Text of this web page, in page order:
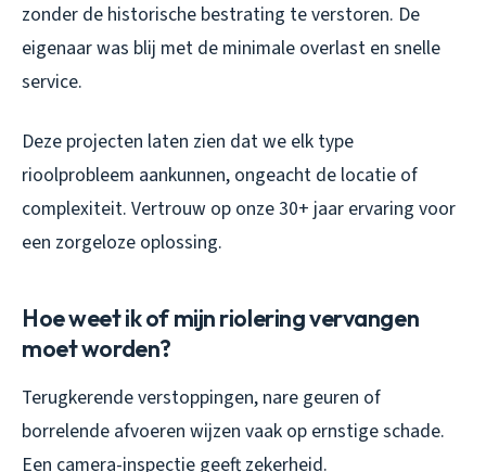
zonder de historische bestrating te verstoren. De
eigenaar was blij met de minimale overlast en snelle
service.
Deze projecten laten zien dat we elk type
rioolprobleem aankunnen, ongeacht de locatie of
complexiteit. Vertrouw op onze 30+ jaar ervaring voor
een zorgeloze oplossing.
Hoe weet ik of mijn riolering vervangen
moet worden?
Terugkerende verstoppingen, nare geuren of
borrelende afvoeren wijzen vaak op ernstige schade.
Een camera-inspectie geeft zekerheid.